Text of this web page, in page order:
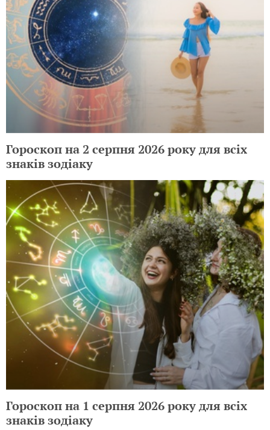
Гороскоп на 2 серпня 2026 року для всіх
знаків зодіаку
Гороскоп на 1 серпня 2026 року для всіх
знаків зодіаку